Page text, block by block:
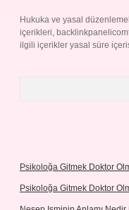
Hukuka ve yasal
içerikleri,
ilgili içerikler yasal süre
Psikoloğa Gitmek Doktor
Psikoloğa Gitmek Doktor